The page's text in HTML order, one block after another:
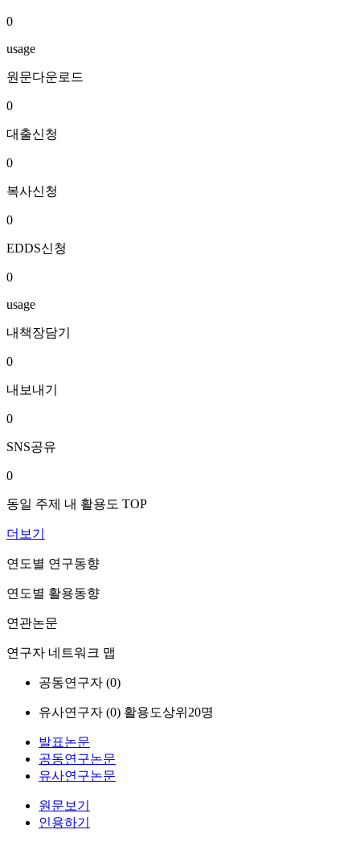
0
usage
원문다운로드
0
대출신청
0
복사신청
0
EDDS신청
0
usage
내책장담기
0
내보내기
0
SNS공유
0
동일 주제 내 활용도 TOP
더보기
연도별 연구동향
연도별 활용동향
연관논문
연구자 네트워크 맵
공동연구자 (0)
유사연구자 (0) 활용도상위20명
발표논문
공동연구논문
유사연구논문
원문보기
인용하기